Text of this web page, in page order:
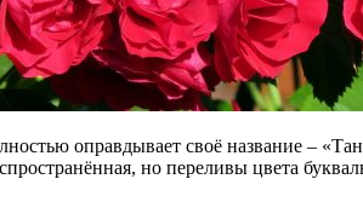
оправдывает своё название –
но переливы цвета